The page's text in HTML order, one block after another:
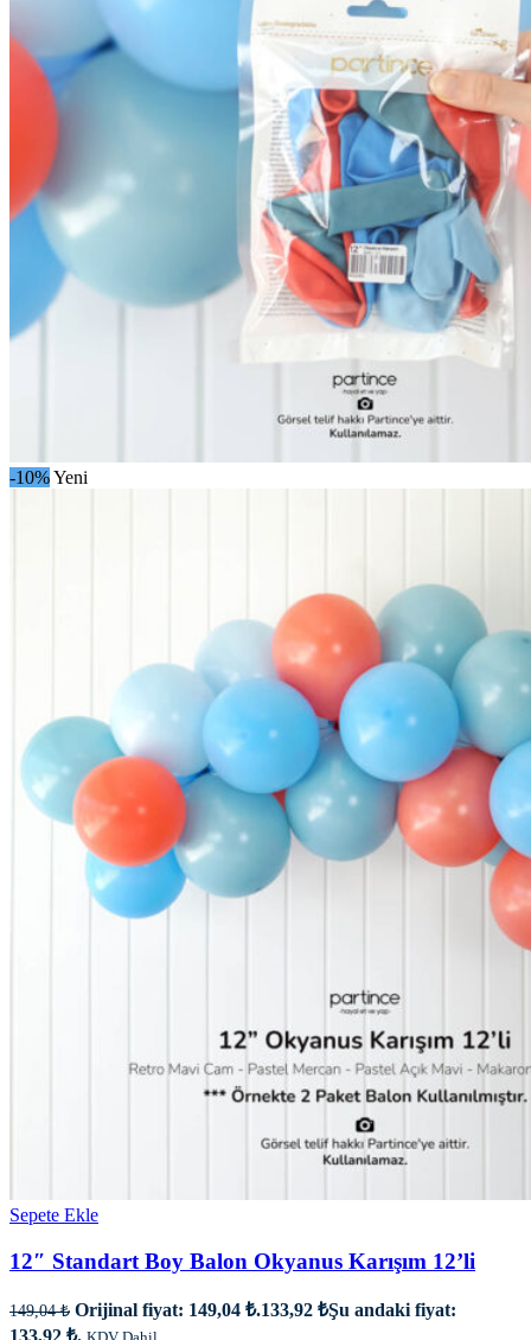
-10%Yeni
Sepete Ekle
12″ Standart Boy Balon Okyanus Karışım 12’li
149,04₺ Orijinal fiyat: 149,04 ₺.133,92 ₺Şu andaki fiyat: